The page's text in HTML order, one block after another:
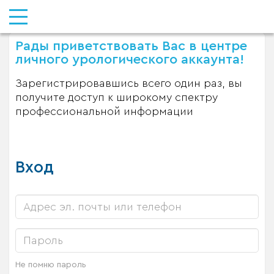
Рады приветствовать Вас в центре
личного урологического аккаунта!
Зарегистрировавшись всего один раз, вы
получите доступ к широкому спектру
профессиональной информации
Вход
Не помню пароль